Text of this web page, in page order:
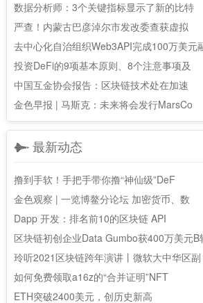
数据分析师：3个关键指标显示了新的比特
严查！内蒙古巴彦淖尔市发改委查获虚拟
去中心化自治组织Web3API完成100万美元
投资DeFi的9项基本原则、8个注意事项及
中国互金协会报告：区块链技术处在加速
金色早报 | 马斯克：未来将会发行MarsCo
最新动态
撸到手软！手把手带你撸“神仙级”DeF
金色观察 | 一览博鳌分论坛 加密货币、数
Dapp 开发：排名前10的区块链 API
区块链初创企业Data Gumbo获400万美元B
玲听2021区块链跨年演讲丨微软大中华区副
如何免费领取a16z的“合并证明”NFT
ETH突破2400美元，创历史新高